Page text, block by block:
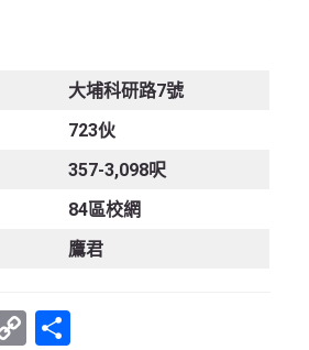
大埔科研路7號
723伙
357-3,098呎
84區校網
鷹君
Copy